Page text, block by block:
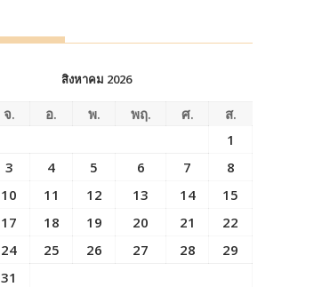
สิงหาคม 2026
จ. อ. พ. พฤ. ศ.
ส.
1
3 4 5 6 7
8
10 11 12 13 14
15
17 18 19 20 21
22
24 25 26 27 28
29
31